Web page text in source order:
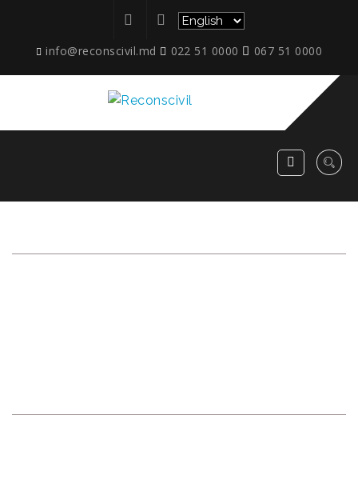
info@reconscivil.md 022 51 0000 067 51 0000